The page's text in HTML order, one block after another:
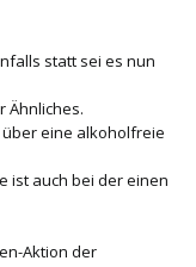
statt sei es nun
Ähnliches.
über eine alkoholfreie
ist auch bei der einen
Aktion der